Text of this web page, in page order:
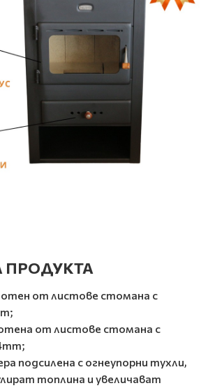
ПРОДУКТА
от листове стомана с
от листове стомана с
подсилена с огнеупорни тухли,
топлина и увеличават